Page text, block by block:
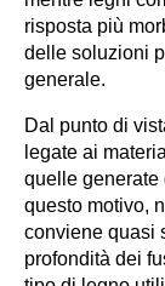
risposta più
delle soluzioni
generale.
Dal punto di
legate ai
quelle generate
questo motivo,
conviene quasi
profondità dei